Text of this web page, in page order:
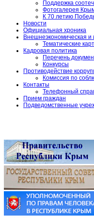
Поддержка
Фотогалерея
К 70 летию
Новости
Официальная хроника
Внешнеэкономическая и
Тематические
Кадровая политика
Перечень
Конкурсы
Противодействие
Комиссия по
Контакты
Телефонный
Прием граждан
Подведомственные